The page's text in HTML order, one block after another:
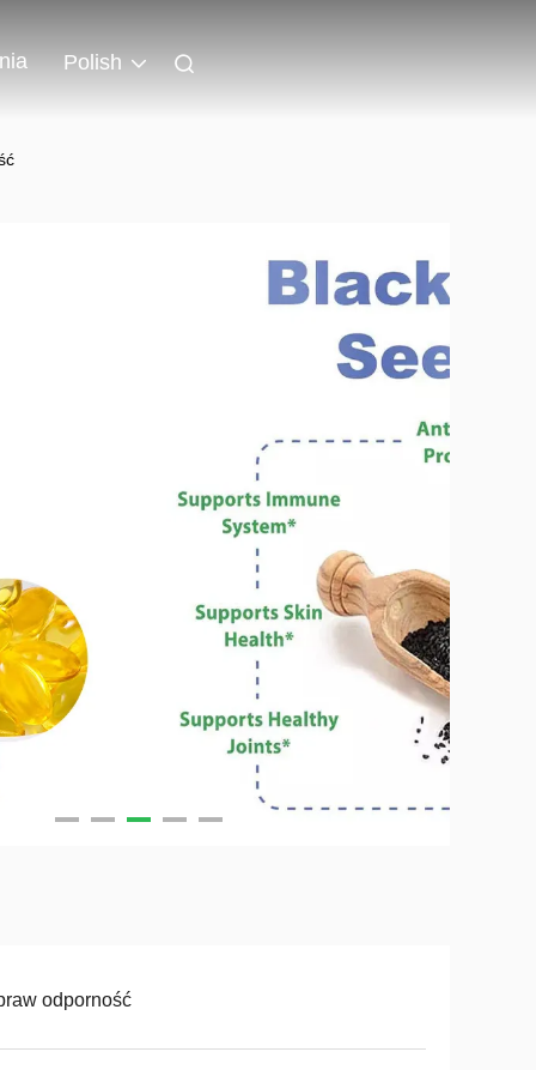
Polish
odporność